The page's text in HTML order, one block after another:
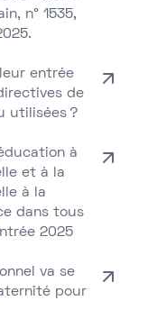
n° 1535,
entrée
de
utilisées ?
à
et à la
à la
dans tous
2025
va se
pour